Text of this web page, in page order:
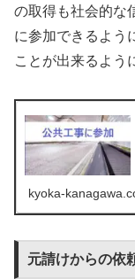
の取得も社会的な
に参加できるよう
ことが出来るよう
kyoka-
元請けからの依